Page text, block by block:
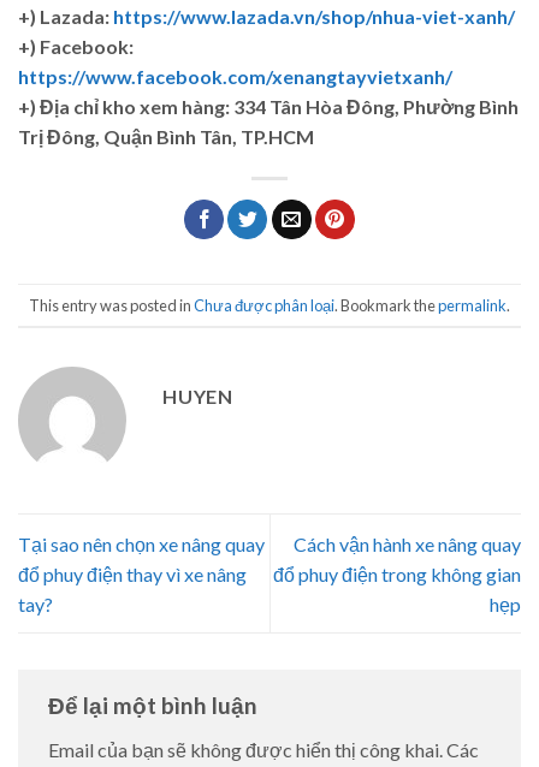
+) Lazada: https://www.lazada.vn/shop/nhua-viet-xanh/
+) Facebook:
https://www.facebook.com/xenangtayvietxanh/
+) Địa chỉ kho xem hàng: 334 Tân Hòa Đông, Phường Bình
Trị Đông, Quận Bình Tân, TP.HCM
This entry was posted inChưa được phân loại. Bookmark thepermalink.
HUYEN
Tại sao nên chọn xe nâng quay
đổ phuy điện thay vì xe nâng
tay?
Cách vận hành xe nâng quay
đổ phuy điện trong không gian
hẹp
Để lại một bình luận
Email của bạn sẽ không được hiển thị công khai.Các